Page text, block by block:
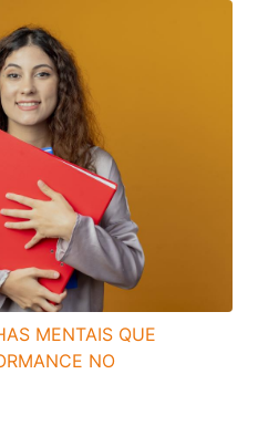
MENTAIS QUE
NO